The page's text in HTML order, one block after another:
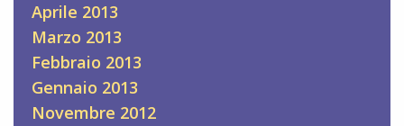
Aprile 2013
Marzo 2013
Febbraio 2013
Gennaio 2013
Novembre 2012